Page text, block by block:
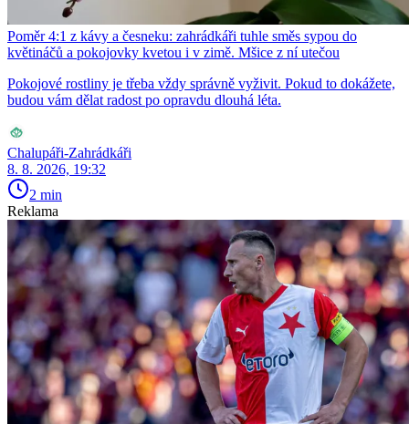
Poměr 4:1 z kávy a česneku: zahrádkáři tuhle směs sypou do
květináčů a pokojovky kvetou i v zimě. Mšice z ní utečou
Pokojové rostliny je třeba vždy správně vyživit. Pokud to dokážete,
budou vám dělat radost po opravdu dlouhá léta.
Chalupáři-Zahrádkáři
8. 8. 2026, 19:32
2 min
Reklama